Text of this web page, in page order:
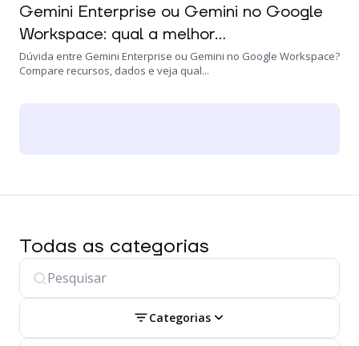
Gemini Enterprise ou Gemini no Google
Workspace: qual a melhor...
Dúvida entre Gemini Enterprise ou Gemini no Google Workspace?
Compare recursos, dados e veja qual...
Todas as categorias
Categorias